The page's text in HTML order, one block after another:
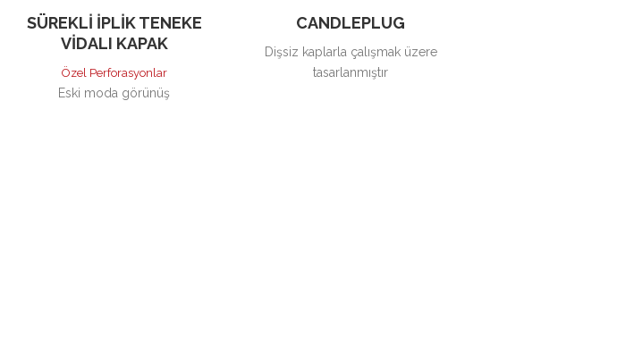
SÜREKLI İPLIK TENEKE
VIDALI KAPAK
Özel Perforasyonlar
Eski moda görünüş
CANDLEPLUG
Dişsiz kaplarla çalışmak üzere
tasarlanmıştır